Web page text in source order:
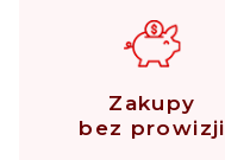
Zakupy
bez prowizji